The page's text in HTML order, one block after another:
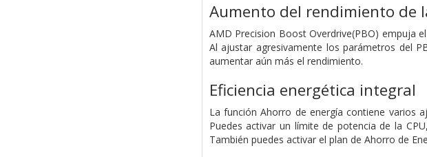
Aumento del rendimiento de
AMD Precision Boost Overdrive(PBO) empuja
Al ajustar agresivamente los parámetros del
aumentar aún más el rendimiento.
Eficiencia energética integral
La función Ahorro de energía contiene varios
Puedes activar un límite de potencia de la
También puedes activar el plan de Ahorro de